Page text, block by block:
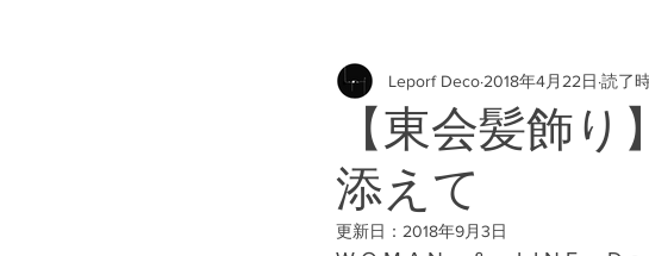
【東会髪飾
添えて
Leporf Deco 2018年4月22日 読了
更新日： 2018年9月3日